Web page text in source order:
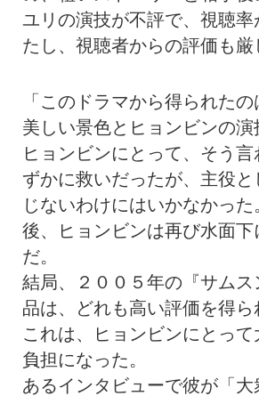
ユリの演技が不評で、視聴率
たし、視聴者からの評価も厳
「このドラマから得られた
美しい景色とヒョンビンの演
ヒョンビンにとって、そう
ずかに救いだったが、主役
じないわけにはいかなかっ
後、ヒョンビンは再び水面下
だ。
結局、２００５年の『サム
品は、どれも高い評価を得ら
これは、ヒョンビンにとっ
負担になった。
あるインタビューで彼が「大